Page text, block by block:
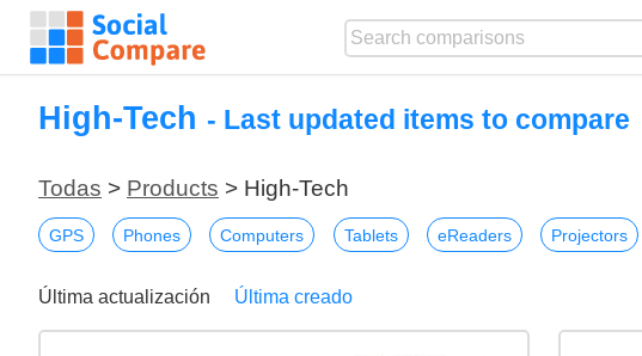
High-Tech - Last updated items to compare
Todas > Products > High-Tech
GPS Phones Computers Tablets eReaders Projectors
Última actualización Última creado